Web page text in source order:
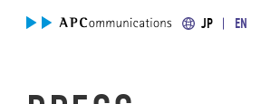
JP EN